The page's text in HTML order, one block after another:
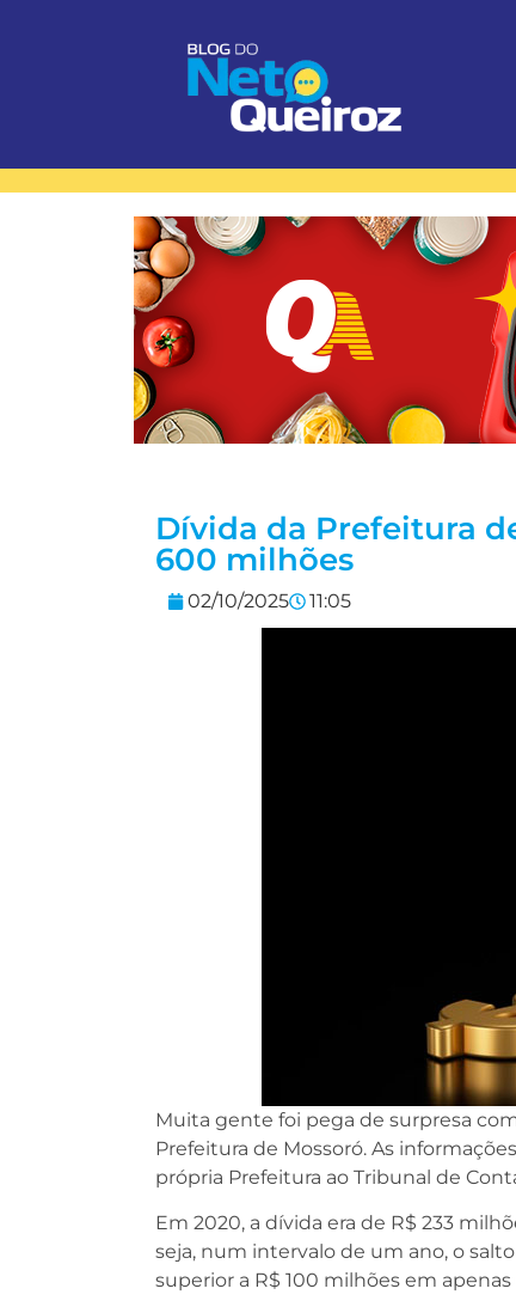
Dívida da Prefeitura
600 milhões
02/10/2025 11:05
Muita gente foi pega de surpresa
Prefeitura de Mossoró. As
própria Prefeitura ao Tribunal de
Em 2020, a dívida era de R$ 233
seja, num intervalo de um ano, o
superior a R$ 100 milhões em